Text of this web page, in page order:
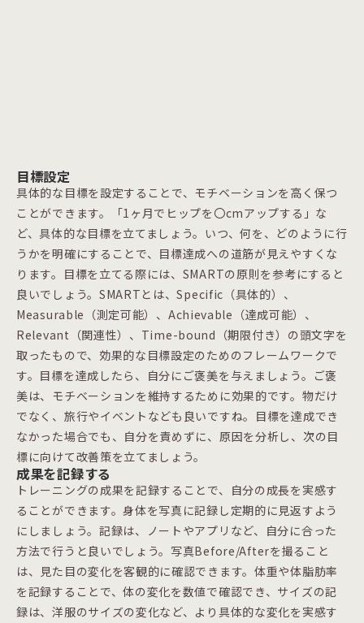
目標設定
具体的な目標を設定することで、モチベーションを高く保つ
ことができます。「1ヶ月でヒップを〇cmアップする」な
ど、具体的な目標を立てましょう。いつ、何を、どのように行
うかを明確にすることで、目標達成への道筋が見えやすくな
ります。目標を立てる際には、SMARTの原則を参考にすると
良いでしょう。SMARTとは、Specific（具体的）、
Measurable（測定可能）、Achievable（達成可能）、
Relevant（関連性）、Time-bound（期限付き）の頭文字を
取ったもので、効果的な目標設定のためのフレームワークで
す。目標を達成したら、自分にご褒美を与えましょう。ご褒
美は、モチベーションを維持するために効果的です。物だけ
でなく、旅行やイベントなども良いですね。目標を達成でき
なかった場合でも、自分を責めずに、原因を分析し、次の目
標に向けて改善策を立てましょう。
成果を記録する
トレーニングの成果を記録することで、自分の成長を実感す
ることができます。身体を写真に記録し定期的に見返すよう
にしましょう。記録は、ノートやアプリなど、自分に合った
方法で行うと良いでしょう。写真Before/Afterを撮ること
は、見た目の変化を客観的に確認できます。体重や体脂肪率
を記録することで、体の変化を数値で確認でき、サイズの記
録は、洋服のサイズの変化など、より具体的な変化を実感す